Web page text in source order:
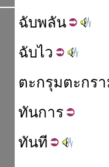
ฉับพลัน
ฉับไว
ตะกรุมตะกร
ทันการ
ทันที